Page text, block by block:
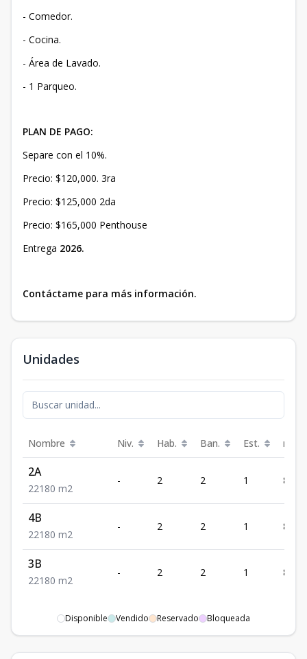
- Comedor.
- Cocina.
- Área de Lavado.
- 1 Parqueo.
PLAN DE PAGO:
Separe con el 10%.
Precio: $120,000. 3ra
Precio: $125,000 2da
Precio: $165,000 Penthouse
Entrega 2026.
Contáctame para más información.
Unidades
Nombre Niv. Hab. Ban. Est. m²
2A
221 80 m2
- 2 2 1 80
4B
221 80 m2
- 2 2 1 80
3B
221 80 m2
- 2 2 1 80
Disponible Vendido Reservado Bloqueada